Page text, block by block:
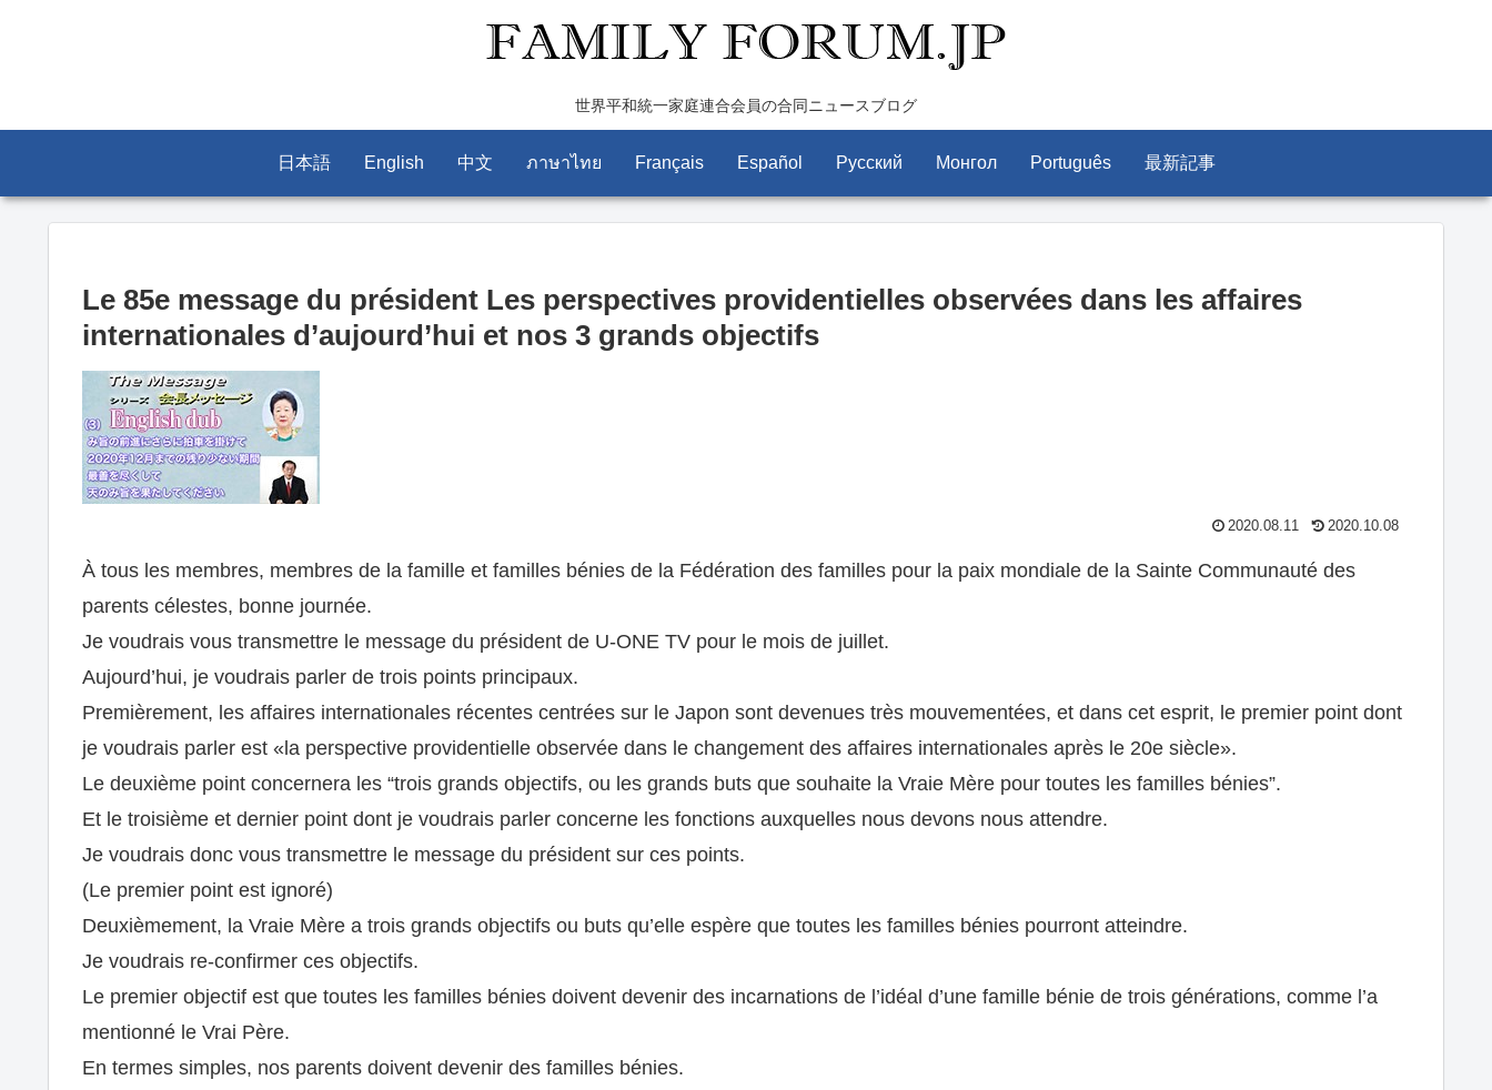
世界平和統一家庭連合会員の合同ニュースブログ
日本語 English 中文 ภาษาไทย Français Español Pусский Монгол Português 最新記事
Le 85e message du président Les perspectives providentielles observées dans les affaires
internationales d’aujourd’hui et nos 3 grands objectifs
2020.08.11 2020.10.08
À tous les membres, membres de la famille et familles bénies de la Fédération des familles pour la paix mondiale de la Sainte Communauté des
parents célestes, bonne journée.
Je voudrais vous transmettre le message du président de U-ONE TV pour le mois de juillet.
Aujourd’hui, je voudrais parler de trois points principaux.
Premièrement, les affaires internationales récentes centrées sur le Japon sont devenues très mouvementées, et dans cet esprit, le premier point dont
je voudrais parler est «la perspective providentielle observée dans le changement des affaires internationales après le 20e siècle».
Le deuxième point concernera les “trois grands objectifs, ou les grands buts que souhaite la Vraie Mère pour toutes les familles bénies”.
Et le troisième et dernier point dont je voudrais parler concerne les fonctions auxquelles nous devons nous attendre.
Je voudrais donc vous transmettre le message du président sur ces points.
(Le premier point est ignoré)
Deuxièmement, la Vraie Mère a trois grands objectifs ou buts qu’elle espère que toutes les familles bénies pourront atteindre.
Je voudrais re-confirmer ces objectifs.
Le premier objectif est que toutes les familles bénies doivent devenir des incarnations de l’idéal d’une famille bénie de trois générations, comme l’a
mentionné le Vrai Père.
En termes simples, nos parents doivent devenir des familles bénies.